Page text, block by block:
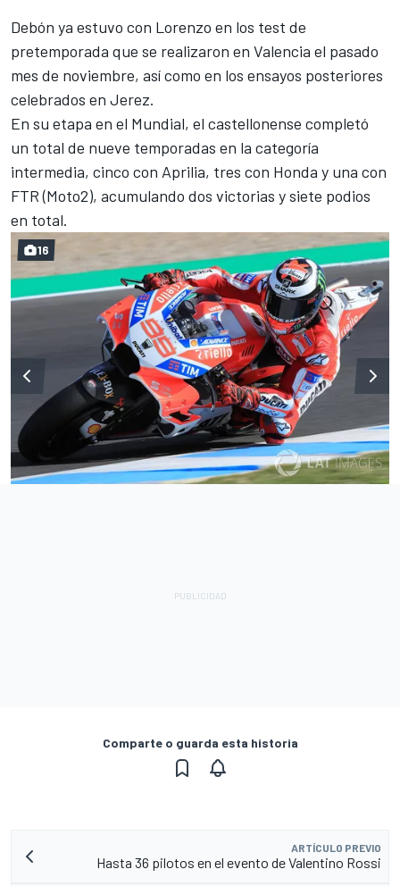
Debón ya estuvo con Lorenzo en los test de
pretemporada que se realizaron en Valencia el pasado
mes de noviembre, así como en los ensayos posteriores
celebrados en Jerez.
En su etapa en el Mundial, el castellonense completó
un total de nueve temporadas en la categoría
intermedia, cinco con Aprilia, tres con Honda y una con
FTR (Moto2), acumulando dos victorias y siete podios
en total.
16
Comparte o guarda esta historia
ARTÍCULO PREVIO
Hasta 36 pilotos en el evento de Valentino Rossi